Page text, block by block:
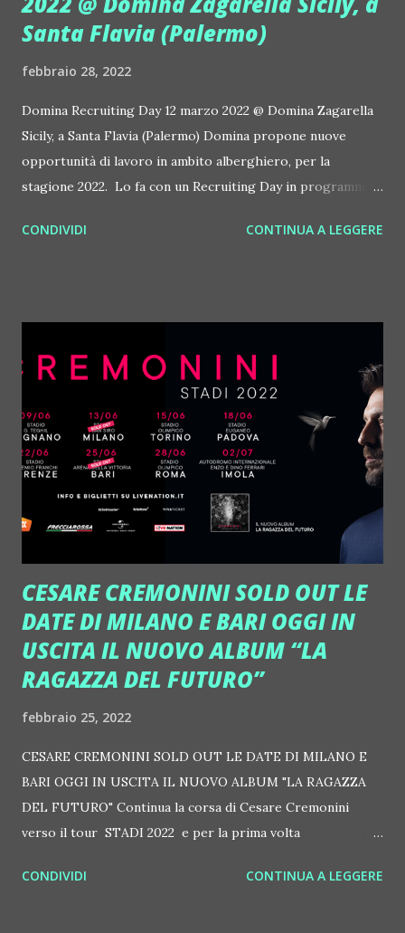
Santa Flavia (Palermo)
febbraio 28, 2022
Domina Recruiting Day 12 marzo 2022 @ Domina Zagarella
Sicily, a Santa Flavia (Palermo) Domina propone nuove
opportunità di lavoro in ambito alberghiero, per la
stagione 2022. Lo fa con un Recruiting Day in programma il
Flavia (PA). In particolare, le proposte lavorative sono per
incontreranno i possibili candidati, per un colloquio
conoscitivo, durante il Recruiting Day, dalle ore 10:00 alle
ore 13:30. Per candidarsi è possibile inviare il proprio
curriculum vitae con foto entro il 10 Marzo 2022
all'indirizzo email hr@dominasicily.it oppure presentarsi il
giorno del Recruiting, direttamente in struttura, con il
proprio cv. Domina sta cercando figure sono molto diverse
CONDIVIDI CONTINUA A LEGGERE
CESARE CREMONINI SOLD OUT LE
DATE DI MILANO E BARI OGGI IN
USCITA IL NUOVO ALBUM “LA
RAGAZZA DEL FUTURO”
febbraio 25, 2022
CESARE CREMONINI SOLD OUT LE DATE DI MILANO E
BARI OGGI IN USCITA IL NUOVO ALBUM "LA RAGAZZA
DEL FUTURO" Continua la corsa di Cesare Cremonini
verso il tour STADI 2022 e per la prima volta
oltre 50 mila biglietti venduti solo per questa data e sold
CONDIVIDI CONTINUA A LEGGERE